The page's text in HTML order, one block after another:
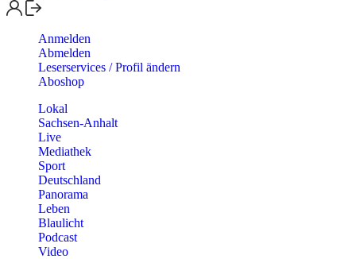
Anmelden
Abmelden
Leserservices / Profil ändern
Aboshop
Lokal
Sachsen-Anhalt
Live
Mediathek
Sport
Deutschland
Panorama
Leben
Blaulicht
Podcast
Video